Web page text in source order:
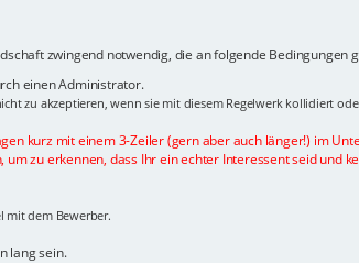
zwingend notwendig, die an folgende Bedingungen
einen Administrator.
zu akzeptieren, wenn sie mit diesem Regelwerk kollidiert
kurz mit einem 3-Zeiler (gern aber auch länger!) im
zu erkennen, dass Ihr ein echter Interessent seid und
mit dem Bewerber.
lang sein.